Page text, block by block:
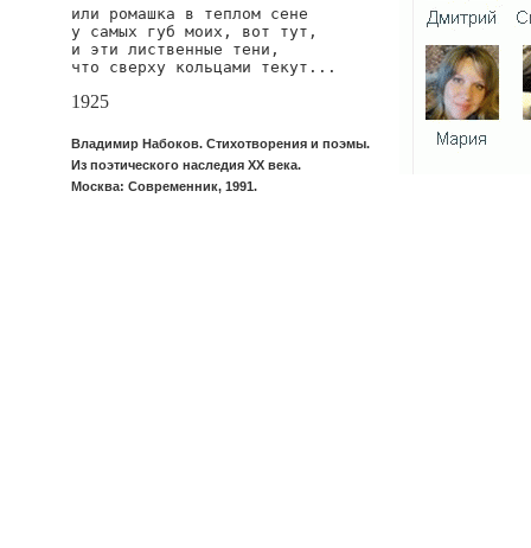
или ромашка в теплом сене
у самых губ моих, вот тут,
и эти лиственные тени,
что сверху кольцами текут...
1925
Владимир Набоков. Стихотворения и поэмы.
Из поэтического наследия XX века.
Москва: Современник, 1991.